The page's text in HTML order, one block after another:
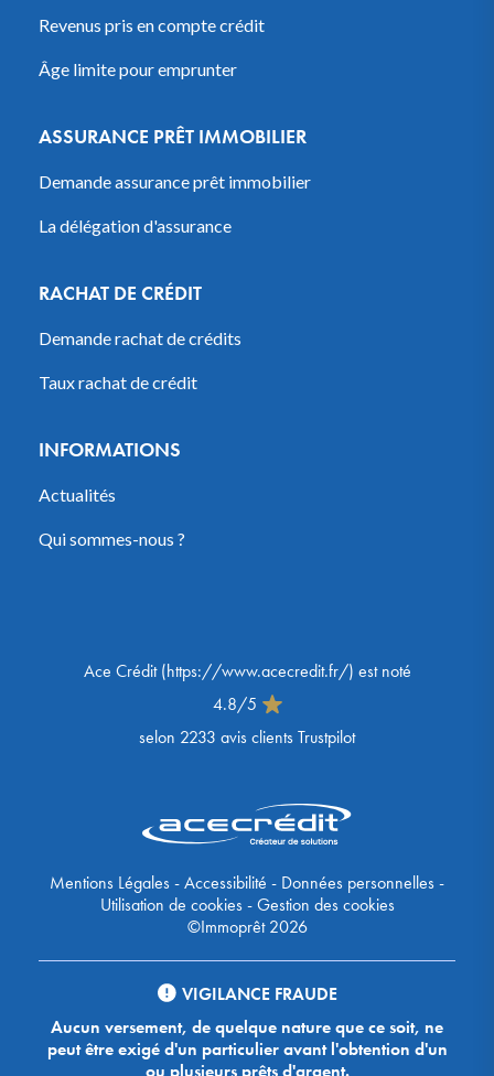
Revenus pris en compte crédit
Âge limite pour emprunter
ASSURANCE PRÊT IMMOBILIER
Demande assurance prêt immobilier
La délégation d'assurance
RACHAT DE CRÉDIT
Demande rachat de crédits
Taux rachat de crédit
INFORMATIONS
Actualités
Qui sommes-nous ?
Ace Crédit(https://www.acecredit.fr/) est noté
4.8/5
selon 2233 avis clients Trustpilot
Mentions Légales-Accessibilité - Données personnelles-
Utilisation de cookies-Gestion des cookies
©Immoprêt 2026
VIGILANCE FRAUDE
Aucun versement, de quelque nature que ce soit, ne
peut être exigé d'un particulier avant l'obtention d'un
ou plusieurs prêts d'argent.